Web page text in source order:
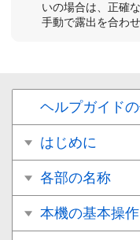
いの場合は、正確
手動で露出を合わ
ヘルプガイド
はじめに
各部の名称
本機の基本操作